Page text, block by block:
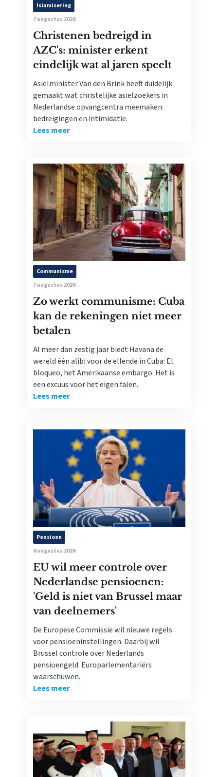
Islamisering
7 augustus 2026
Christenen bedreigd in
AZC's: minister erkent
eindelijk wat al jaren speelt
Asielminister Van den Brink heeft duidelijk
gemaakt wat christelijke asielzoekers in
Nederlandse opvangcentra meemaken:
bedreigingen en intimidatie.
Lees meer
Communisme
7 augustus 2026
Zo werkt communisme: Cuba
kan de rekeningen niet meer
betalen
Al meer dan zestig jaar biedt Havana de
wereld één alibi voor de ellende in Cuba: El
bloqueo, het Amerikaanse embargo. Het is
een excuus voor het eigen falen.
Lees meer
Pensioen
6 augustus 2026
EU wil meer controle over
Nederlandse pensioenen:
'Geld is niet van Brussel maar
van deelnemers'
De Europese Commissie wil nieuwe regels
voor pensioeninstellingen. Daarbij wil
Brussel controle over Nederlands
pensioengeld. Europarlementariërs
waarschuwen.
Lees meer